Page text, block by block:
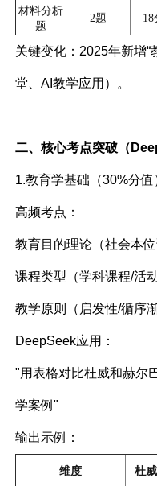
材料分析
题
2题 18
关键变化：2025年新增“
堂、AI教学应用）。
二、核心考点突破（
1.教育学基础（30%分值
高频考点：
教育目的理论（社会本位
课程类型（学科课程/活
教学原则（启发性/循序
DeepSeek应用：
"用表格对比杜威和赫尔
学案例"
输出示例：
维度 杜